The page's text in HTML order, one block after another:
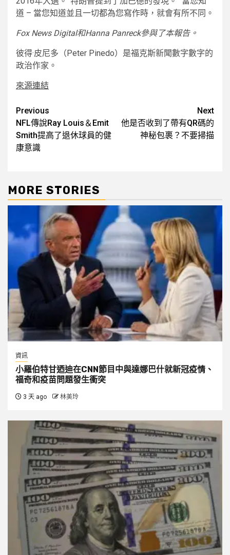
道 – 當您知道並且一切都為您寫作時，就會有所不同。
Fox News Digital和Hanna Panreck參與了本報告。
彼得·皮尼多（Peter Pinedo）是福克斯新聞數字數字的
政治作家。
來源連結
Post
navigation
Previous
NFL傳說Ray Louis＆Emit
Smith提高了退休球員的健
康意識
Next
他是否收到了帶有QR碼的
神秘包裹？不要掃描
MORE STORIES
資訊
小羅伯特甘迺迪在CNN節目中與達娜巴什就新冠疫情、
福奇和疫苗問題發生衝突
3 天 ago 林美玲